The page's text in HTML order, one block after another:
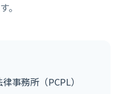
。
事務所（PCPL）